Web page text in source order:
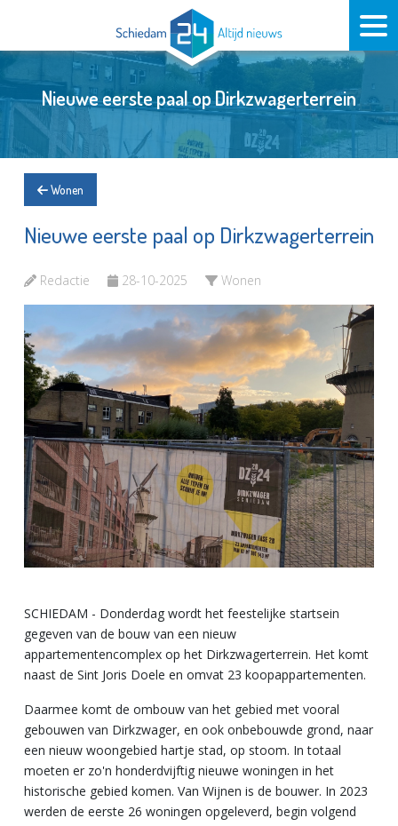
Nieuwe eerste paal op Dirkzwagerterrein
Wonen
Nieuwe eerste paal op Dirkzwagerterrein
Redactie 28-10-2025 Wonen
SCHIEDAM - Donderdag wordt het feestelijke startsein
gegeven van de bouw van een nieuw
appartementencomplex op het Dirkzwagerterrein. Het komt
naast de Sint Joris Doele en omvat 23 koopappartementen.
Daarmee komt de ombouw van het gebied met vooral
gebouwen van Dirkzwager, en ook onbebouwde grond, naar
een nieuw woongebied hartje stad, op stoom. In totaal
moeten er zo'n honderdvijftig nieuwe woningen in het
historische gebied komen. Van Wijnen is de bouwer. In 2023
werden de eerste 26 woningen opgeleverd, begin volgend